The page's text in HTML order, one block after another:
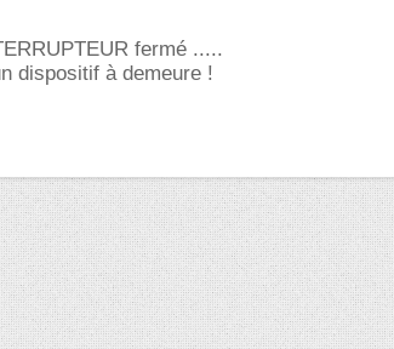
fermé .....
dispositif à demeure !